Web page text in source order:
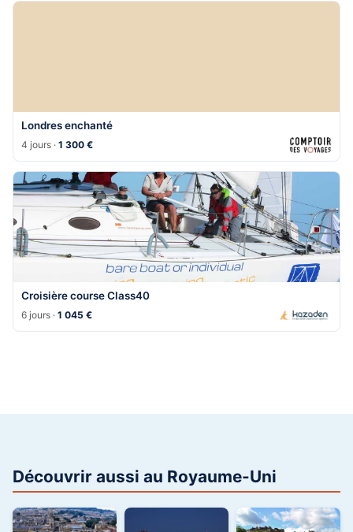
Londres enchanté
4 jours ·1 300 €
Croisière course Class40
6 jours ·1 045 €
Découvrir aussi au Royaume-Uni